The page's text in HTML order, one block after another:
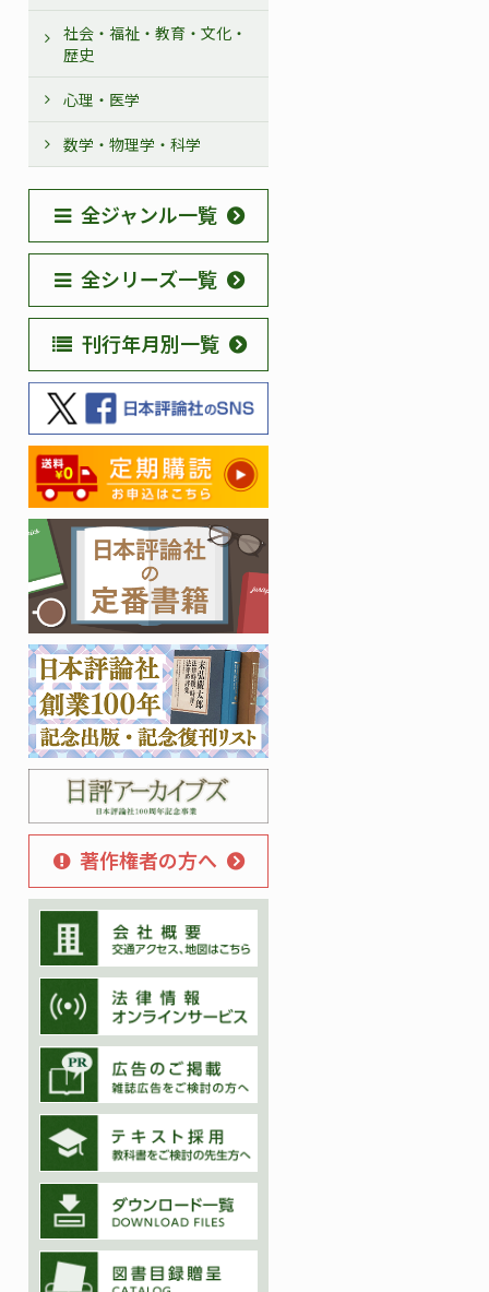
社会・福祉・教育・文化・
歴史
心理・医学
数学・物理学・科学
全ジャンル一覧
全シリーズ一覧
刊行年月別一覧
著作権者の方へ